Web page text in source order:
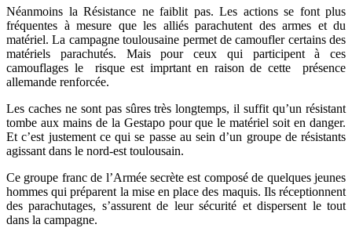
Néanmoins la Résistance ne faiblit pas. Les actions se font plus
fréquentes à mesure que les alliés parachutent des armes et du
matériel. La campagne toulousaine permet de camoufler certains des
matériels parachutés. Mais pour ceux qui participent à ces
camouflages le risque est imprtant en raison de cette présence
allemande renforcée.
Les caches ne sont pas sûres très longtemps, il suffit qu’un résistant
tombe aux mains de la Gestapo pour que le matériel soit en danger.
Et c’est justement ce qui se passe au sein d’un groupe de résistants
agissant dans le nord-est toulousain.
Ce groupe franc de l’Armée secrète est composé de quelques jeunes
hommes qui préparent la mise en place des maquis. Ils réceptionnent
des parachutages, s’assurent de leur sécurité et dispersent le tout
dans la campagne.